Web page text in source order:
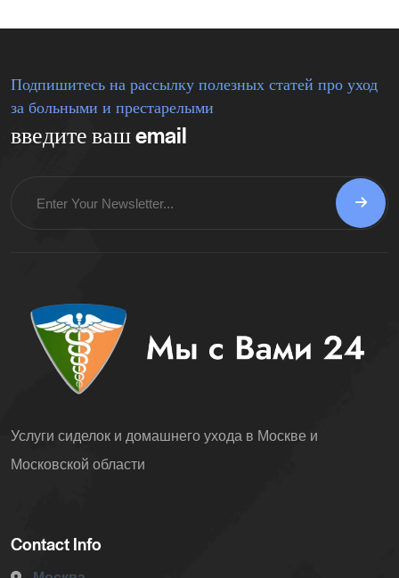
Подпишитесь на рассылку полезных статей про уход
за больными и престарелыми
введите ваш email
Услуги сиделок и домашнего ухода в Москве и
Московской области
Contact Info